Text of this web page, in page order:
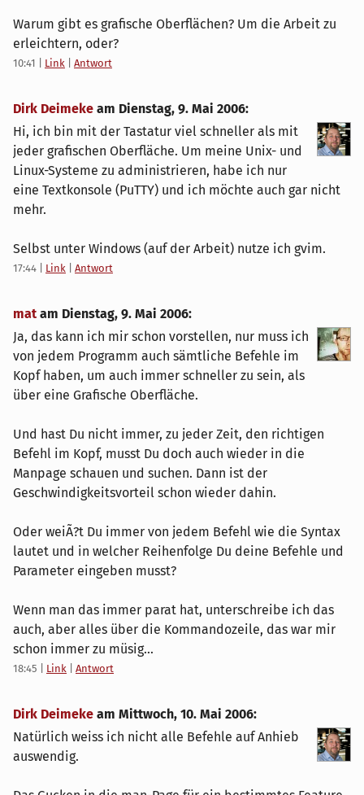
Warum gibt es grafische Oberflächen? Um die Arbeit zu
erleichtern, oder?
10:41 Link Antwort
Dirk Deimeke am Dienstag, 9. Mai 2006:
Hi, ich bin mit der Tastatur viel schneller als mit
jeder grafischen Oberfläche. Um meine Unix- und
Linux-Systeme zu administrieren, habe ich nur
eine Textkonsole (PuTTY) und ich möchte auch gar nicht
mehr.
Selbst unter Windows (auf der Arbeit) nutze ich gvim.
17:44 Link Antwort
mat am Dienstag, 9. Mai 2006:
Ja, das kann ich mir schon vorstellen, nur muss ich
von jedem Programm auch sämtliche Befehle im
Kopf haben, um auch immer schneller zu sein, als
über eine Grafische Oberfläche.
Und hast Du nicht immer, zu jeder Zeit, den richtigen
Befehl im Kopf, musst Du doch auch wieder in die
Manpage schauen und suchen. Dann ist der
Geschwindigkeitsvorteil schon wieder dahin.
Oder weiÃ?t Du immer von jedem Befehl wie die Syntax
lautet und in welcher Reihenfolge Du deine Befehle und
Parameter eingeben musst?
Wenn man das immer parat hat, unterschreibe ich das
auch, aber alles über die Kommandozeile, das war mir
schon immer zu müsig...
18:45 Link Antwort
Dirk Deimeke am Mittwoch, 10. Mai 2006:
Natürlich weiss ich nicht alle Befehle auf Anhieb
auswendig.